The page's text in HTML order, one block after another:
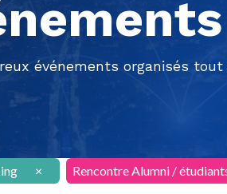
événements organisés
× Rencontre Alumni /